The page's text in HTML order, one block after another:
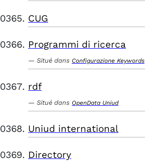
CUG
Programmi di ricerca
Situé dans Configurazione Keywords
rdf
Situé dans OpenData Uniud
Uniud international
Directory